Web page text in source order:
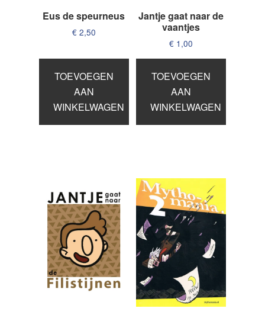
Eus de speurneus
€2,50
TOEVOEGEN
AAN
WINKELWAGEN
Jantje gaat naar de
vaantjes
€ 1,00
TOEVOEGEN
AAN
WINKELWAGEN